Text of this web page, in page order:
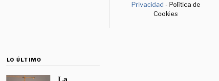
Privacidad - Política de
Cookies
LO ÚLTIMO